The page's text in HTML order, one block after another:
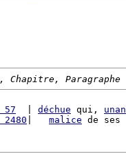
Paragraphe
57
déchue qui,
2480
malice de ses